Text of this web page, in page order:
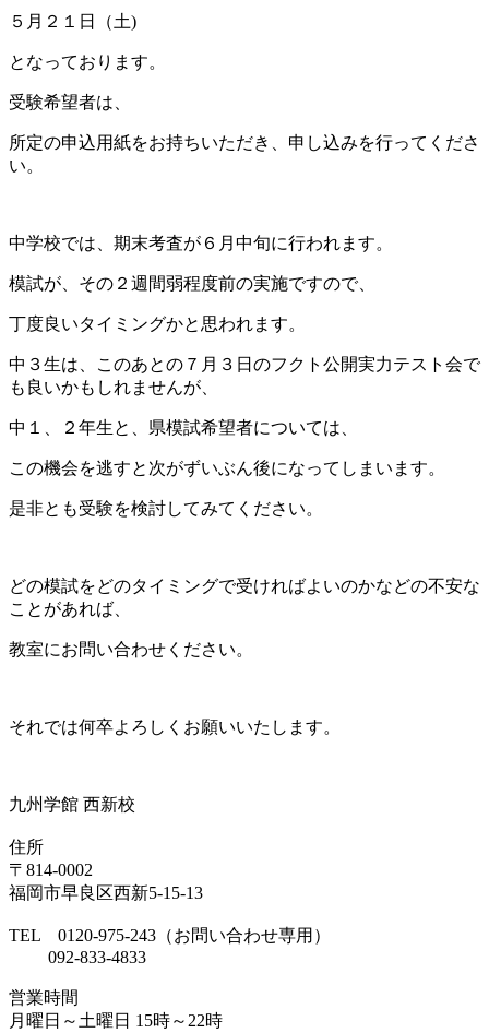
５月２１日（土)
となっております。
受験希望者は、
所定の申込用紙をお持ちいただき、申し込みを行ってくださ
い。
中学校では、期末考査が６月中旬に行われます。
模試が、その２週間弱程度前の実施ですので、
丁度良いタイミングかと思われます。
中３生は、このあとの７月３日のフクト公開実力テスト会で
も良いかもしれませんが、
中１、２年生と、県模試希望者については、
この機会を逃すと次がずいぶん後になってしまいます。
是非とも受験を検討してみてください。
どの模試をどのタイミングで受ければよいのかなどの不安な
ことがあれば、
教室にお問い合わせください。
それでは何卒よろしくお願いいたします。
九州学館 西新校
住所
〒814-0002
福岡市早良区西新5-15-13
TEL 0120-975-243（お問い合わせ専用）
092-833-4833
営業時間
月曜日～土曜日 15時～22時